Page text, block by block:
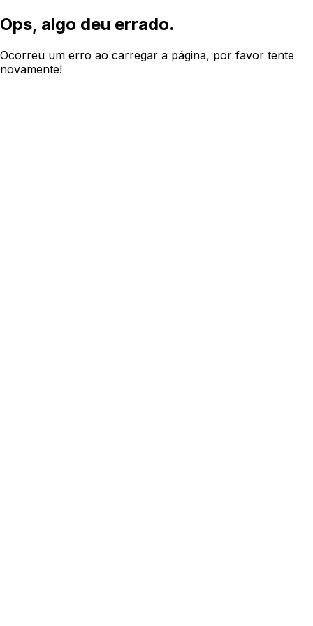
Ops, algo deu errado.
Ocorreu um erro ao carregar a página, por favor tente
novamente!